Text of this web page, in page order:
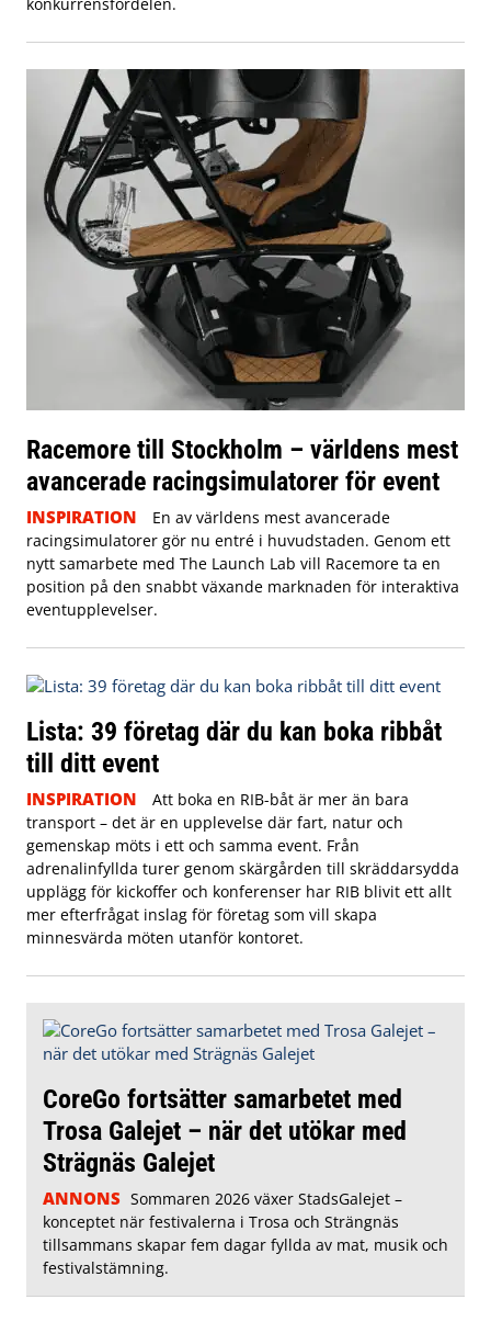
konkurrensfördelen.
Racemore till Stockholm – världens mest
avancerade racingsimulatorer för event
INSPIRATION
En av världens mest avancerade
racingsimulatorer gör nu entré i huvudstaden. Genom ett
nytt samarbete med The Launch Lab vill Racemore ta en
position på den snabbt växande marknaden för interaktiva
eventupplevelser.
Lista: 39 företag där du kan boka ribbåt
till ditt event
INSPIRATION
Att boka en RIB-båt är mer än bara
transport – det är en upplevelse där fart, natur och
gemenskap möts i ett och samma event. Från
adrenalinfyllda turer genom skärgården till skräddarsydda
upplägg för kickoffer och konferenser har RIB blivit ett allt
mer efterfrågat inslag för företag som vill skapa
minnesvärda möten utanför kontoret.
CoreGo fortsätter samarbetet med
Trosa Galejet – när det utökar med
Strägnäs Galejet
ANNONS Sommaren 2026 växer StadsGalejet –
konceptet när festivalerna i Trosa och Strängnäs
tillsammans skapar fem dagar fyllda av mat, musik och
festivalstämning.